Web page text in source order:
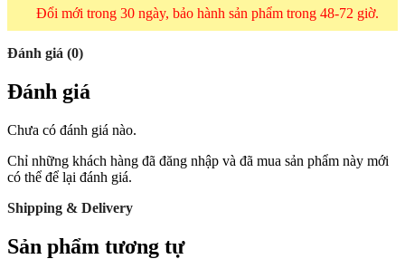
Đổi mới trong 30 ngày, bảo hành sản phẩm trong 48-72 giờ.
Đánh giá (0)
Đánh giá
Chưa có đánh giá nào.
Chỉ những khách hàng đã đăng nhập và đã mua sản phẩm này mới
có thể để lại đánh giá.
Shipping & Delivery
Sản phẩm tương tự